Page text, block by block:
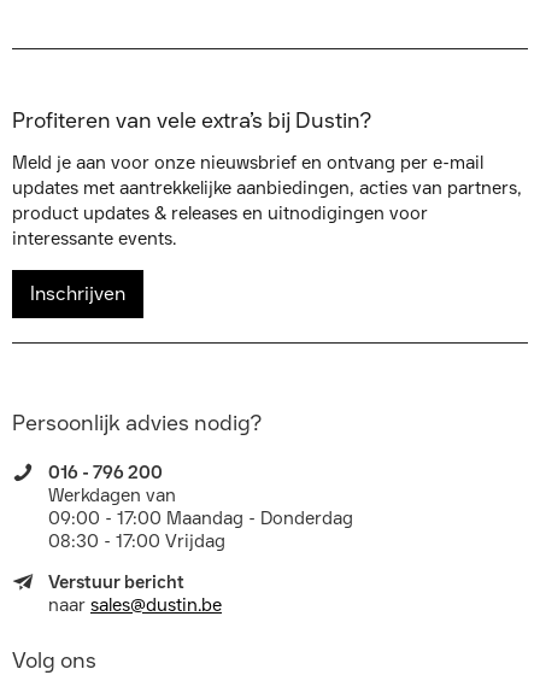
Profiteren van vele extra’s bij Dustin?
Meld je aan voor onze nieuwsbrief en ontvang per e-mail
updates met aantrekkelijke aanbiedingen, acties van partners,
product updates & releases en uitnodigingen voor
interessante events.
Inschrijven
Persoonlijk advies nodig?
016 - 796 200
Werkdagen van
09:00 - 17:00 Maandag - Donderdag
08:30 - 17:00 Vrijdag
Verstuur bericht
naar sales@dustin.be
Volg ons